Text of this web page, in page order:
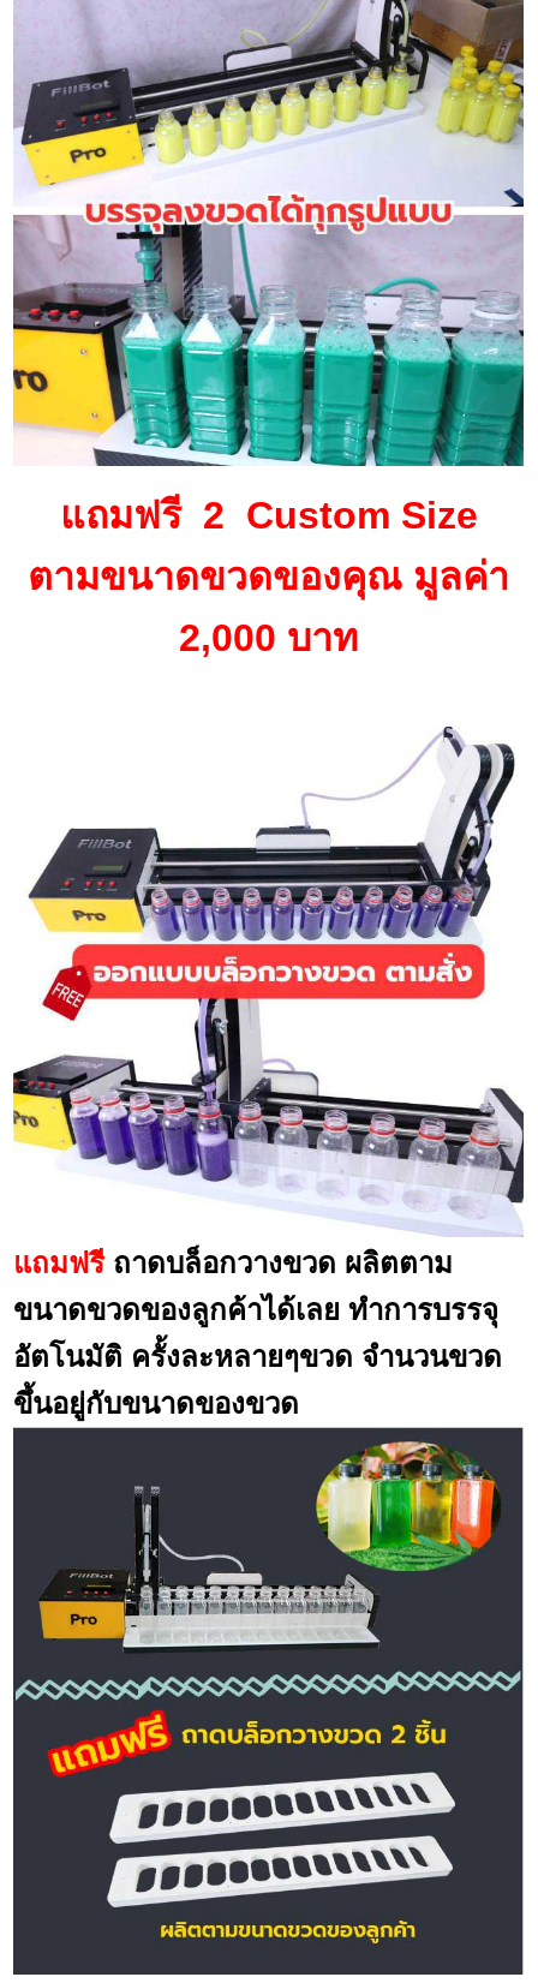
แถมฟรี 2 Custom Size
ตามขนาดขวดของคุณ มูลค่า
2,000 บาท
แถมฟรี ถาดบล็อกวางขวด ผลิตตาม
ขนาดขวดของลูกค้าได้เลย ทำการบรรจุ
อัตโนมัติ ครั้งละหลายๆขวด จำนวนขวด
ขึ้นอยู่กับขนาดของขวด